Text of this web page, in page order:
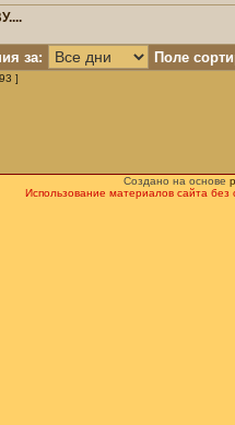
за: Поле
]
Создано на основе
Использование материалов сайта